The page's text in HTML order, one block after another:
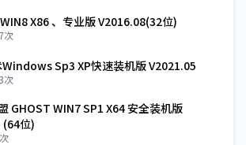
X86 、专业版 V2016.08(32位)
次
Sp3 XP快速装机版 V2021.05
次
GHOST WIN7 SP1 X64 安全装机版
(64位)